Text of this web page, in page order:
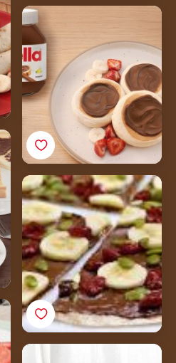
Penaste palačinke sa
Tortilja pizza s
Nutellom<sup>®</sup>
za doručak